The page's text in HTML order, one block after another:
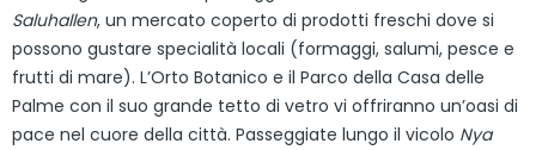
Saluhallen, un mercato coperto di prodotti freschi dove si
possono gustare specialità locali (formaggi, salumi, pesce e
frutti di mare). L’Orto Botanico e il Parco della Casa delle
Palme con il suo grande tetto di vetro vi offriranno un’oasi di
pace nel cuore della città. Passeggiate lungo il vicolo Nya